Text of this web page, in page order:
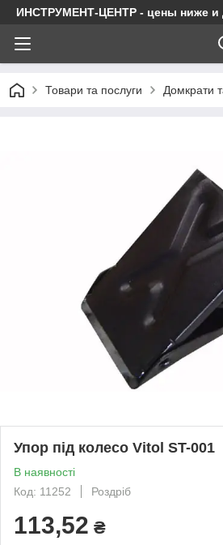
ИНСТРУМЕНТ-ЦЕНТР - цены ниже и
Товари та послуги Домкрати
Упор під колесо Vitol ST-001
В наявності
Код: 11252
Роздріб
113,52 ₴